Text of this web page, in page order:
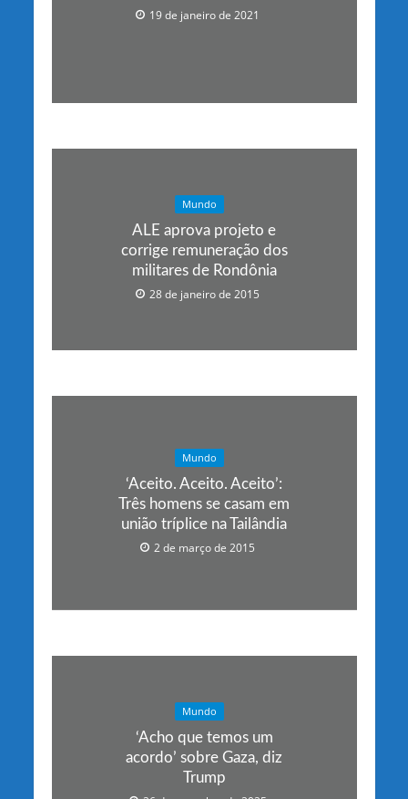
19 de janeiro de 2021
Mundo
ALE aprova projeto e
corrige remuneração dos
militares de Rondônia
28 de janeiro de 2015
Mundo
‘Aceito. Aceito. Aceito’:
Três homens se casam em
união tríplice na Tailândia
2 de março de 2015
Mundo
‘Acho que temos um
acordo’ sobre Gaza, diz
Trump